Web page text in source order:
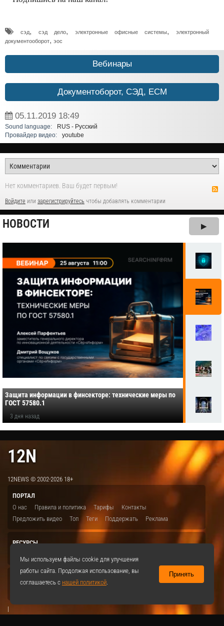
сэд, сэд дело, электронные офисные системы,
электронный
документооборот, эос
Вебинары
Документоборот, СЭД, ECM
05.11.2019 18:49
Sound language:
RUS - Русский
Провайдер видео:
youtube
Нет комментариев. Ваш будет первым!
Войдите или зарегистрируйтесь чтобы добавлять комментарии
НОВОСТИ ▶
Защита информации в финсекторе: технические меры по
ГОСТ 57580.1
3 дня назад
12N
12NEWS © 2002-2026 18+
ПОРТАЛ
О нас
Правила и политика Тарифы
Контакты
Предложить видео
Топ Теги Поддержать Реклама
РЕСУРСЫ
|
Мы используем файлы cookie для улучшения
работы сайта. Продолжая использование, вы
соглашаетесь с нашей политикой.
Принять